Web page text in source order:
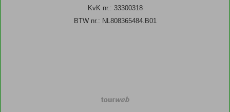
KvK nr.: 33300318
BTW nr.: NL808365484.B01
TourWeb